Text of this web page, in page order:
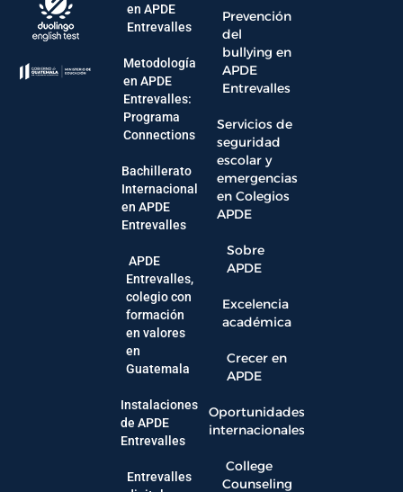
en APDE
Entrevalles
Metodología
en APDE
Entrevalles:
Programa
Connections
Bachillerato
Internacional
en APDE
Entrevalles
APDE
Entrevalles,
colegio con
formación
en valores
en
Guatemala
Instalaciones
de APDE
Entrevalles
Entrevalles
Prevención
del
bullying en
APDE
Entrevalles
Servicios de
seguridad
escolar y
emergencias
en Colegios
APDE
Sobre
APDE
Excelencia
académica
Crecer en
APDE
Oportunidades
internacionales
College
Counseling